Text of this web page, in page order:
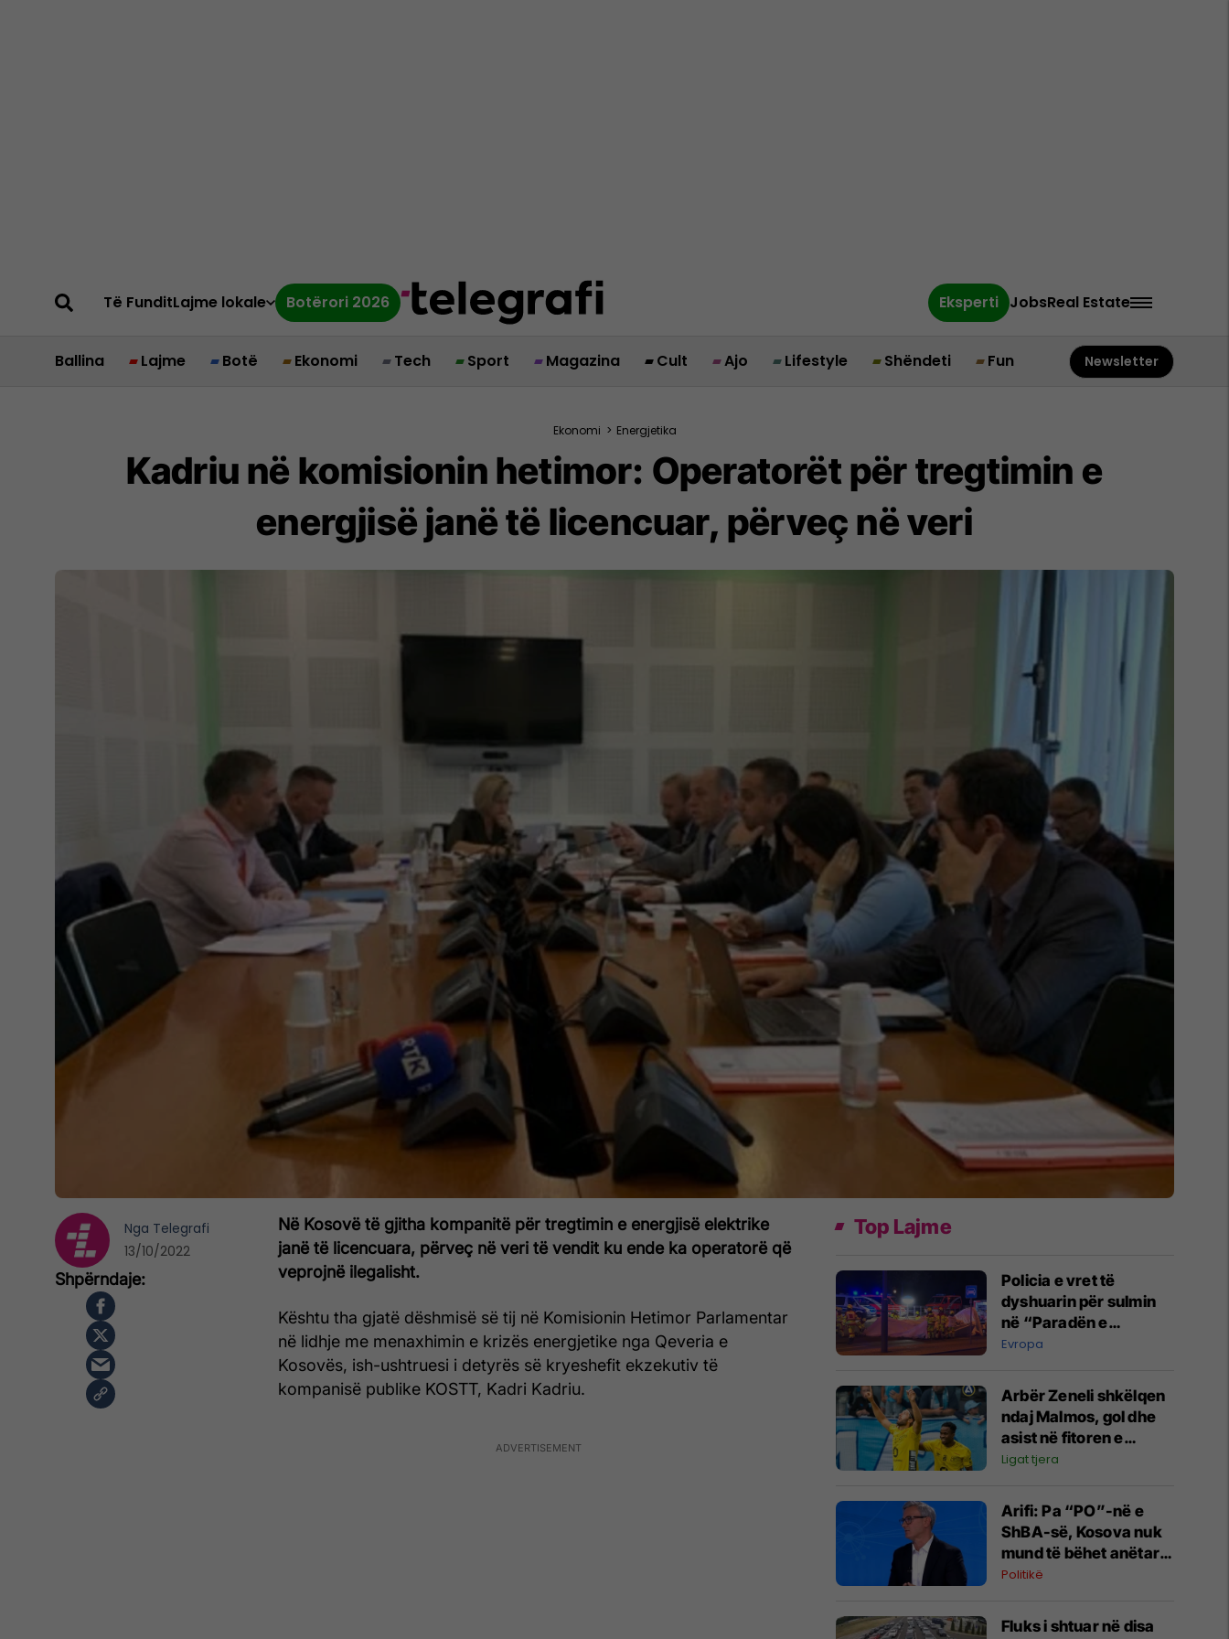
Të FunditLajme lokale Botërori 2026 Eksperti JobsReal Estate
Ballina Lajme Botë Ekonomi Tech Sport Magazina Cult Ajo Lifestyle Shëndeti Fun Newsletter
Ekonomi > Energjetika
Kadriu në komisionin hetimor: Operatorët për tregtimin e
energjisë janë të licencuar, përveç në veri
Në Kosovë të gjitha kompanitë për tregtimin e energjisë elektrike
janë të licencuara, përveç në veri të vendit ku ende ka operatorë që
veprojnë ilegalisht.
Kështu tha gjatë dëshmisë së tij në Komisionin Hetimor Parlamentar
në lidhje me menaxhimin e krizës energjetike nga Qeveria e
Kosovës, ish-ushtruesi i detyrës së kryeshefit ekzekutiv të
kompanisë publike KOSTT, Kadri Kadriu.
Nga Telegrafi
13/10/2022
Top Lajme
Policia e vret të
dyshuarin për sulmin
në “Paradën e
Krenarisë” në Berlin
Evropa
Arbër Zeneli shkëlqen
ndaj Malmos, gol dhe
asist në fitoren e
Elfsborgut
Ligat tjera
Arifi: Pa “PO”-në e
ShBA-së, Kosova nuk
mund të bëhet anëtare
e NATO-s
Politikë
Fluks i shtuar në disa